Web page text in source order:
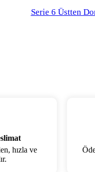
Serie 6 Üstten
hızla ve